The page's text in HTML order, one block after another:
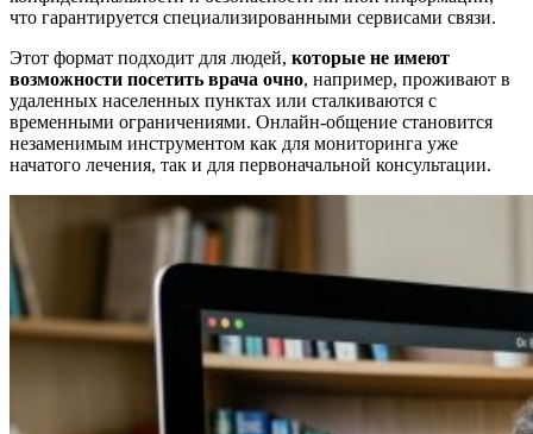
что гарантируется специализированными сервисами связи.
Этот формат подходит для людей, которые не имеют
возможности посетить врача очно, например, проживают в
удаленных населенных пунктах или сталкиваются с
временными ограничениями. Онлайн-общение становится
незаменимым инструментом как для мониторинга уже
начатого лечения, так и для первоначальной консультации.